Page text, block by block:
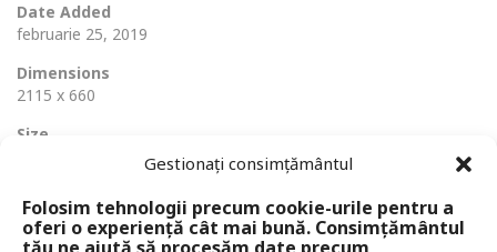
Gestionați consimțământul
Folosim tehnologii precum cookie-urile pentru a
oferi o experiență cât mai bună. Consimțământul
Date Added
februarie 25, 2019
Dimensions
2115 x 660
Size